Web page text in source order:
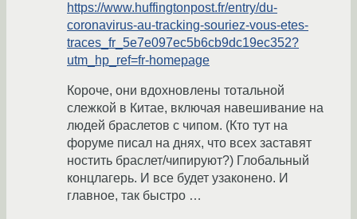
https://www.huffingtonpost.fr/entry/du-
coronavirus-au-tracking-souriez-vous-etes-
traces_fr_5e7e097ec5b6cb9dc19ec352?
utm_hp_ref=fr-homepage
Короче, они вдохновлены тотальной
слежкой в Китае, включая навешивание на
людей браслетов с чипом. (Кто тут на
форуме писал на днях, что всех заставят
ностить браслет/чипируют?) Глобальный
концлагерь. И все будет узаконено. И
главное, так быстро …